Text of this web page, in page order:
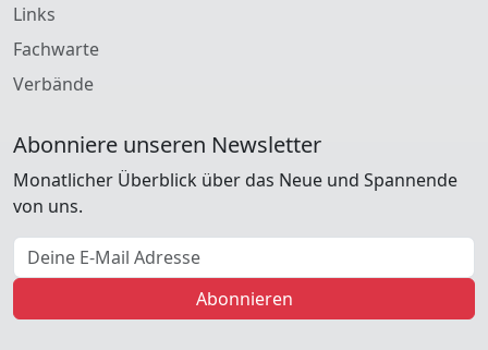
Links
Fachwarte
Verbände
Abonniere unseren Newsletter
Monatlicher Überblick über das Neue und Spannende
von uns.
E-Mail Adresse
Abonnieren